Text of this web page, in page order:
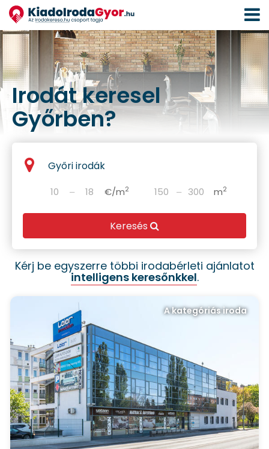
Irodát keresel
Győrben?
Győri irodák
‒ €/m2 ‒ m2
Keresés
Kérj be egyszerre többi irodabérleti ajánlatot
intelligens keresőnkkel.
A kategóriás iroda